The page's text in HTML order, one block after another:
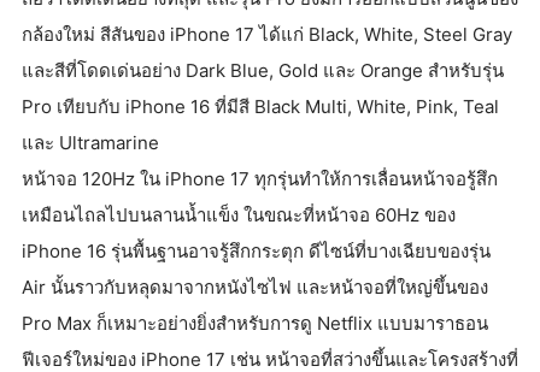
กล้องใหม่ สีสันของ iPhone 17 ได้แก่ Black, White, Steel Gray
และสีที่โดดเด่นอย่าง Dark Blue, Gold และ Orange สำหรับรุ่น
Pro เทียบกับ iPhone 16 ที่มีสี Black Multi, White, Pink, Teal
และ Ultramarine
หน้าจอ 120Hz ใน iPhone 17 ทุกรุ่นทำให้การเลื่อนหน้าจอรู้สึก
เหมือนไถลไปบนลานน้ำแข็ง ในขณะที่หน้าจอ 60Hz ของ
iPhone 16 รุ่นพื้นฐานอาจรู้สึกกระตุก ดีไซน์ที่บางเฉียบของรุ่น
Air นั้นราวกับหลุดมาจากหนังไซไฟ และหน้าจอที่ใหญ่ขึ้นของ
Pro Max ก็เหมาะอย่างยิ่งสำหรับการดู Netflix แบบมาราธอน
ฟีเจอร์ใหม่ของ iPhone 17 เช่น หน้าจอที่สว่างขึ้นและโครงสร้างที่